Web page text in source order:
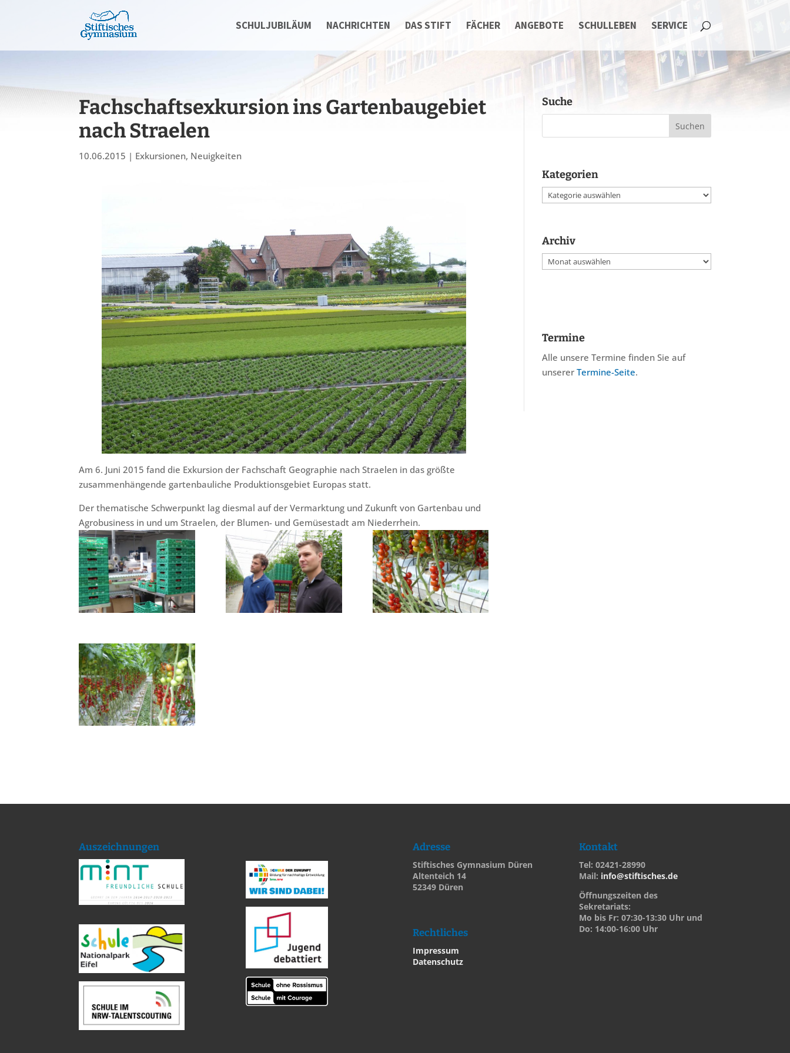
SCHULJUBILÄUM NACHRICHTEN DAS STIFT FÄCHER ANGEBOTE SCHULLEBEN SERVICE
Fachschaftsexkursion ins Gartenbaugebiet
nach Straelen
10.06.2015 | Exkursionen, Neuigkeiten
Am 6. Juni 2015 fand die Exkursion der Fachschaft Geographie nach Straelen in das größte
zusammenhängende gartenbauliche Produktionsgebiet Europas statt.
Der thematische Schwerpunkt lag diesmal auf der Vermarktung und Zukunft von Gartenbau und
Agrobusiness in und um Straelen, der Blumen- und Gemüsestadt am Niederrhein.
Suche
Kategorien
Kategorien
Archiv
Archiv
Termine
Alle unsere Termine finden Sie auf
unserer Termine-Seite.
Auszeichnungen Adresse
Stiftisches Gymnasium Düren
Altenteich 14
52349 Düren
Rechtliches
Impressum
Datenschutz
Kontakt
Tel: 02421-28990
Mail: info@stiftisches.de
Öffnungszeiten des
Sekretariats:
Mo bis Fr: 07:30-13:30 Uhr und
Do: 14:00-16:00 Uhr